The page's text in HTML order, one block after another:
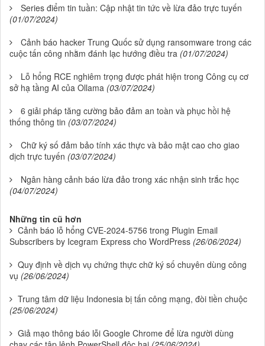
Series điểm tin tuần: Cập nhật tin tức về lừa đảo trực tuyến
(01/07/2024)
Cảnh báo hacker Trung Quốc sử dụng ransomware trong các
cuộc tấn công nhằm đánh lạc hướng điều tra (01/07/2024)
Lỗ hổng RCE nghiêm trọng được phát hiện trong Công cụ cơ
sở hạ tầng AI của Ollama (03/07/2024)
6 giải pháp tăng cường bảo đảm an toàn và phục hồi hệ
thống thông tin (03/07/2024)
Chữ ký số đảm bảo tính xác thực và bảo mật cao cho giao
dịch trực tuyến (03/07/2024)
Ngân hàng cảnh báo lừa đảo trong xác nhận sinh trắc học
(04/07/2024)
Những tin cũ hơn
Cảnh báo lỗ hổng CVE-2024-5756 trong Plugin Email
Subscribers by Icegram Express cho WordPress (26/06/2024)
Quy định về dịch vụ chứng thực chữ ký số chuyên dùng công
vụ (26/06/2024)
Trung tâm dữ liệu Indonesia bị tấn công mạng, đòi tiền chuộc
(25/06/2024)
Giả mạo thông báo lỗi Google Chrome để lừa người dùng